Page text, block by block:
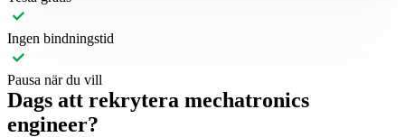
Ingen bindningstid
Pausa när du vill
Dags att rekrytera mechatronics
engineer?